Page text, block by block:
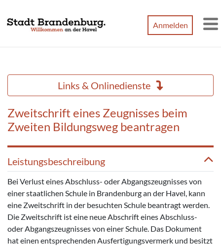
Anmelden
Links & Onlinedienste
Zweitschrift eines Zeugnisses beim
Zweiten Bildungsweg beantragen
Leistungsbeschreibung
Bei Verlust eines Abschluss- oder Abgangszeugnisses von
einer staatlichen Schule in Brandenburg an der Havel, kann
eine Zweitschrift in der besuchten Schule beantragt werden.
Die Zweitschrift ist eine neue Abschrift eines Abschluss-
oder Abgangszeugnisses von einer Schule. Das Dokument
hat einen entsprechenden Ausfertigungsvermerk und besitzt